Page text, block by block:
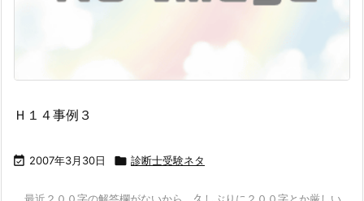
Ｈ１４事例３
 2007年3月30日  診断士受験ネタ